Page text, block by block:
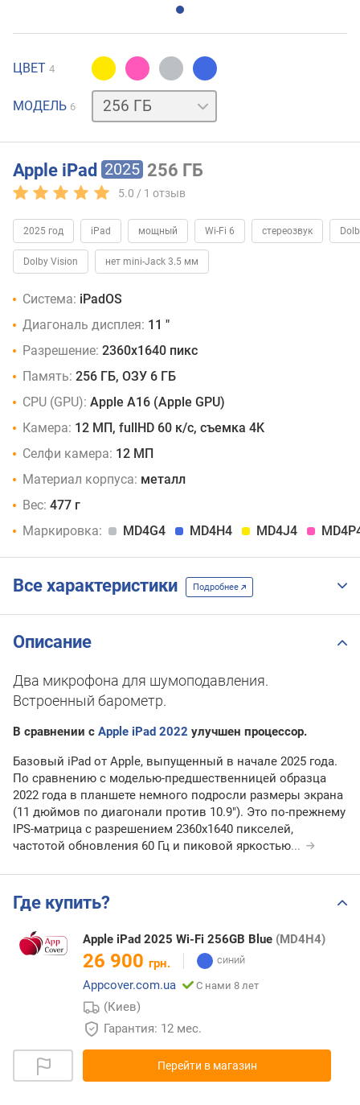
ЦВЕТ 4
МОДЕЛЬ 6
128 ГБ 128 ГБ
5G512 ГБ512 ГБ
5G
Apple iPad 2025 256 ГБ
5.0 / 1 отзыв
2025 год iPad мощный Wi-Fi 6 стереозвук
Dolby Vision нет mini-Jack 3.5 мм
Система: iPadOS
Диагональ дисплея: 11 "
Разрешение: 2360х1640 пикс
Память: 256 ГБ, ОЗУ 6 ГБ
CPU (GPU): Apple A16 (Apple GPU)
Камера: 12 МП, fullHD 60 к/с, съемка 4K
Селфи камера: 12 МП
Материал корпуса: металл
Вес: 477 г
Маркировка:
MD4G4 MD4H4 MD4J4
Все характеристики Подробнее
Описание
Два микрофона для шумоподавления.
Встроенный барометр.
В сравнении с Apple iPad 2022 улучшен процессор.
Базовый iPad от Apple, выпущенный в начале 2025 года.
По сравнению с моделью-предшественницей образца
2022 года в планшете немного подросли размеры экрана
(11 дюймов по диагонали против 10.9"). Это по-прежнему
IPS-матрица с разрешением 2360х1640 пикселей,
частотой обновления 60 Гц и пиковой яркостью...
Где купить?
Apple iPad 2025 Wi-Fi 256GB Blue (MD4H4)
26 900 грн.
Appcover.com.ua
С нами 8 лет
(Киев)
Гарантия: 12 мес.
Перейти в магазин